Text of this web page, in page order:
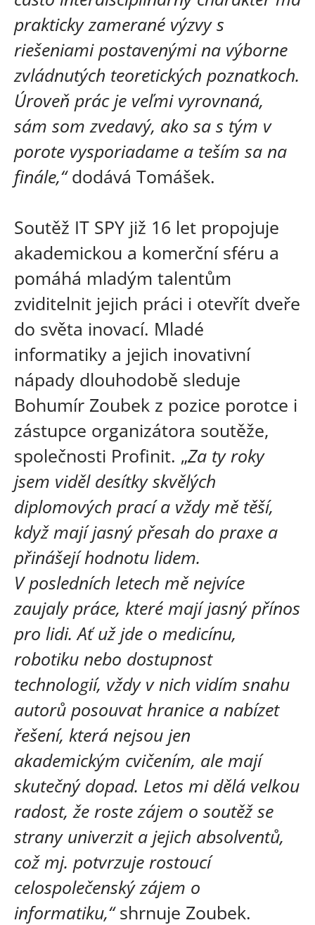
prakticky zamerané výzvy s
riešeniami postavenými na výborne
zvládnutých teoretických poznatkoch.
Úroveň prác je veľmi vyrovnaná,
sám som zvedavý, ako sa s tým v
porote vysporiadame a teším sa na
finále,“dodává Tomášek.
Soutěž IT SPY již 16 let propojuje
akademickou a komerční sféru a
pomáhá mladým talentům
zviditelnit jejich práci i otevřít dveře
do světa inovací. Mladé
informatiky a jejich inovativní
nápady dlouhodobě sleduje
Bohumír Zoubek z pozice porotce i
zástupce organizátora soutěže,
společnosti Profinit. „Za ty roky
jsem viděl desítky skvělých
diplomových prací a vždy mě těší,
když mají jasný přesah do praxe a
přinášejí hodnotu lidem.
V posledních letech mě nejvíce
zaujaly práce, které mají jasný přínos
pro lidi. Ať už jde o medicínu,
robotiku nebo dostupnost
technologií, vždy v nich vidím snahu
autorů posouvat hranice a nabízet
řešení, která nejsou jen
akademickým cvičením, ale mají
skutečný dopad. Letos mi dělá velkou
radost, že roste zájem o soutěž se
strany univerzit a jejich absolventů,
což mj. potvrzuje rostoucí
celospolečenský zájem o
informatiku,“shrnuje Zoubek.